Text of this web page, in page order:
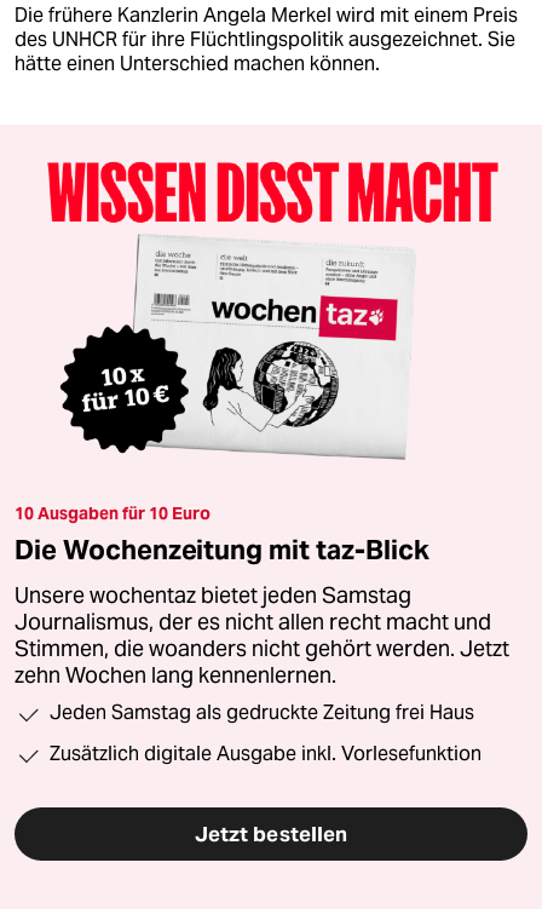
Die frühere Kanzlerin Angela Merkel wird mit einem Preis
des UNHCR für ihre Flüchtlingspolitik ausgezeichnet. Sie
hätte einen Unterschied machen können.
10 Ausgaben für 10 Euro
Die Wochenzeitung mit taz-Blick
Unsere wochentaz bietet jeden Samstag
Journalismus, der es nicht allen recht macht und
Stimmen, die woanders nicht gehört werden. Jetzt
zehn Wochen lang kennenlernen.
Jeden Samstag als gedruckte Zeitung frei Haus
Zusätzlich digitale Ausgabe inkl. Vorlesefunktion
Jetzt bestellen